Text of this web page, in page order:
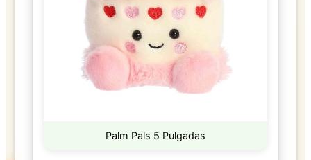
Palm Pals 5 Pulgadas